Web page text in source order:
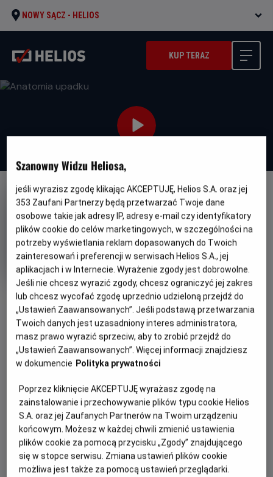
NOWY SĄCZ - HELIOS
KUP TERAZ
NAPISY
OBSERWUJ
Anatomia upadku
Oryginalny
tytuł
Anatomie d'une chute Gatunek
Thriller / Kryminał
Minimalny
wiek
Od 15 lat
Czas
trwania
150 min
Kraj
i
rok
produkcji
Francja (2023)
OCENA HELIOS
7.8
PREMIERA
23 lutego 2024
Justine Triet Justine Triet, Arthur Harari
OBSADA
Sandra Hüller , Swann Arlaud
Nagroda: Oscar 2024
WIĘCEJ SZCZEGÓŁÓW
Życie szczęśliwej rodziny we francuskich Alpach zostaje
przerwane, gdy Samuel ginie w wyniku upadku. Skoczył sam,
poślizgnął się czy może z balkonu wypchnęła go Sandra,
żona i matka? Śledczym brakuje dowodów, w sprawie
brakuje świadków. Na oczach opinii publicznej Sandra
Szanowny Widzu Heliosa,
jeśli wyrazisz zgodę klikając AKCEPTUJĘ, Helios S.A. oraz jej
353 Zaufani Partnerzy będą przetwarzać Twoje dane
osobowe takie jak adresy IP, adresy e-mail czy identyfikatory
plików cookie do celów marketingowych, w szczególności na
potrzeby wyświetlania reklam dopasowanych do Twoich
zainteresowań i preferencji w serwisach Helios S.A., jej
aplikacjach i w Internecie. Wyrażenie zgody jest dobrowolne.
Jeśli nie chcesz wyrazić zgody, chcesz ograniczyć jej zakres
lub chcesz wycofać zgodę uprzednio udzieloną przejdź do
„Ustawień Zaawansowanych”. Jeśli podstawą przetwarzania
Twoich danych jest uzasadniony interes administratora,
masz prawo wyrazić sprzeciw, aby to zrobić przejdź do
„Ustawień Zaawansowanych”. Więcej informacji znajdziesz
w dokumencie Polityka prywatności
Poprzez kliknięcie AKCEPTUJĘ wyrażasz zgodę na
zainstalowanie i przechowywanie plików typu cookie Helios
S.A. oraz jej Zaufanych Partnerów na Twoim urządzeniu
końcowym. Możesz w każdej chwili zmienić ustawienia
plików cookie za pomocą przycisku „Zgody” znajdującego
się w stopce serwisu. Zmiana ustawień plików cookie
możliwa jest także za pomocą ustawień przeglądarki.